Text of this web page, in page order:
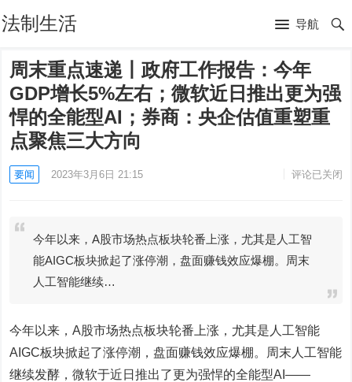
法制生活 导航
周末重点速递丨政府工作报告：今年
GDP增长5%左右；微软近日推出更为强
悍的全能型AI；券商：央企估值重塑重
点聚焦三大方向
要闻 2023年3月6日 21:15 评论已关闭
今年以来，A股市场热点板块轮番上涨，尤其是人工智
能AIGC板块掀起了涨停潮，盘面赚钱效应爆棚。周末
人工智能继续…
今年以来，A股市场热点板块轮番上涨，尤其是人工智能
AIGC板块掀起了涨停潮，盘面赚钱效应爆棚。周末人工智能
继续发酵，微软于近日推出了更为强悍的全能型AI——